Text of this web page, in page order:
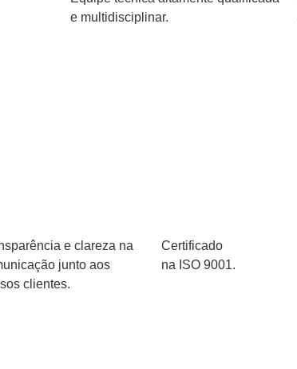
e multidisciplinar.
e clareza na
junto aos
clientes.
Certificado
na ISO 9001.